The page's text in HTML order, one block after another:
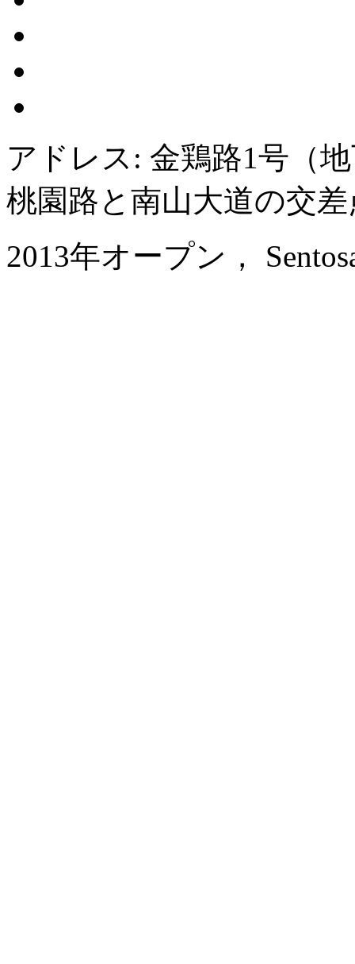
アドレス: 金鶏路1号（
桃園路と南山大道の交差
2013年オープン，